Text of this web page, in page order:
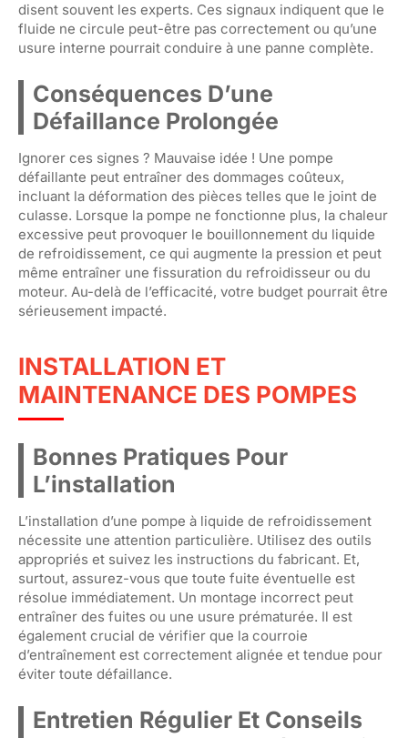
disent souvent les experts. Ces signaux indiquent que le
fluide ne circule peut-être pas correctement ou qu’une
usure interne pourrait conduire à une panne complète.
Conséquences D’une
Défaillance Prolongée
Ignorer ces signes ? Mauvaise idée ! Une pompe
défaillante peut entraîner des dommages coûteux,
incluant la déformation des pièces telles que le joint de
culasse. Lorsque la pompe ne fonctionne plus, la chaleur
excessive peut provoquer le bouillonnement du liquide
de refroidissement, ce qui augmente la pression et peut
même entraîner une fissuration du refroidisseur ou du
moteur. Au-delà de l’efficacité, votre budget pourrait être
sérieusement impacté.
INSTALLATION ET
MAINTENANCE DES POMPES
Bonnes Pratiques Pour
L’installation
L’installation d’une pompe à liquide de refroidissement
nécessite une attention particulière. Utilisez des outils
appropriés et suivez les instructions du fabricant. Et,
surtout, assurez-vous que toute fuite éventuelle est
résolue immédiatement. Un montage incorrect peut
entraîner des fuites ou une usure prématurée. Il est
également crucial de vérifier que la courroie
d’entraînement est correctement alignée et tendue pour
éviter toute défaillance.
Entretien Régulier Et Conseils